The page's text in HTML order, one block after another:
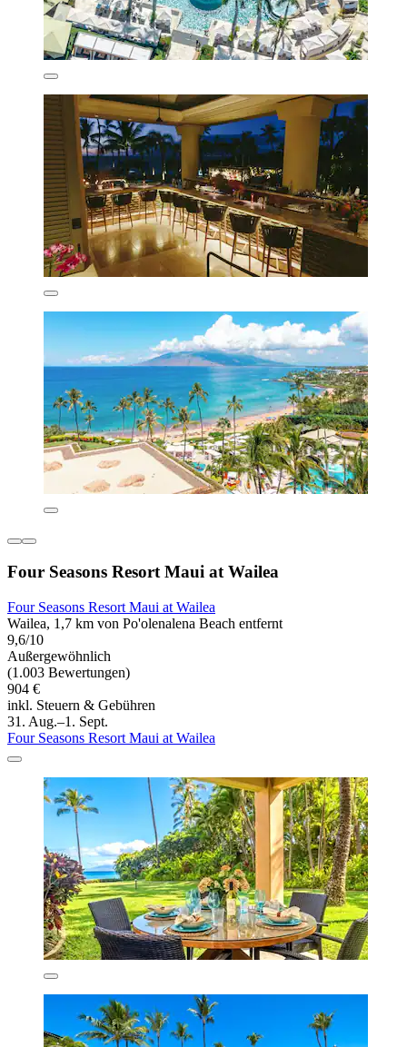
Four Seasons Resort Maui at Wailea
Four Seasons Resort Maui at Wailea
Wailea, 1,7 km von Po'olenalena Beach entfernt
9,6/10
Außergewöhnlich
(1.003 Bewertungen)
904 €
inkl. Steuern & Gebühren
31. Aug.–1. Sept.
Four Seasons Resort Maui at Wailea